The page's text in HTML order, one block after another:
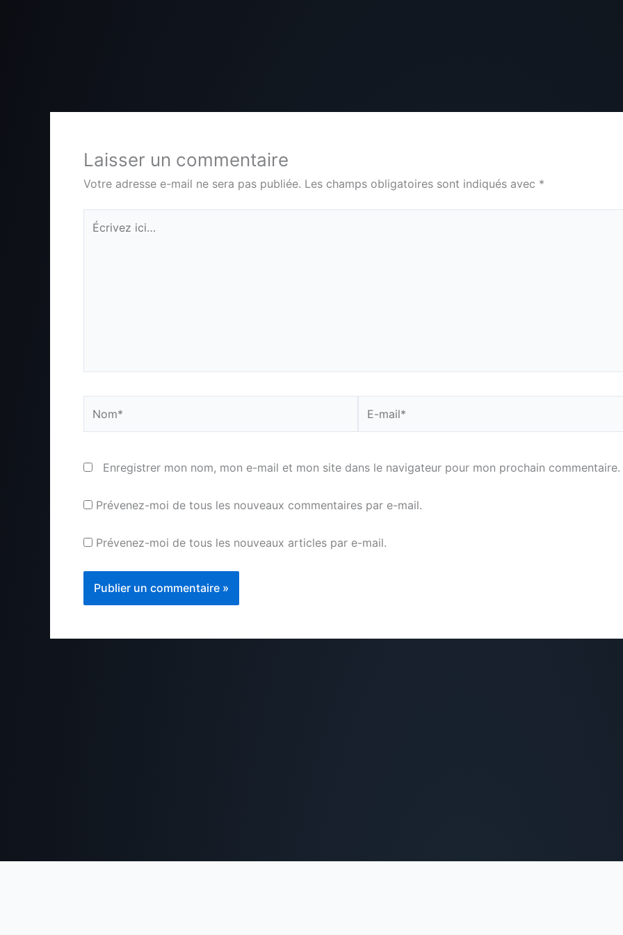
Laisser un commentaire
Votre adresse e-mail ne sera pas publiée. Les champs obligatoires sont indiqués avec *
Écrivez
ici…
mail*
Enregistrer mon nom, mon e-mail et mon site dans le navigateur pour mon prochain commentaire.
Prévenez-moi de tous les nouveaux commentaires par e-mail.
Prévenez-moi de tous les nouveaux articles par e-mail.